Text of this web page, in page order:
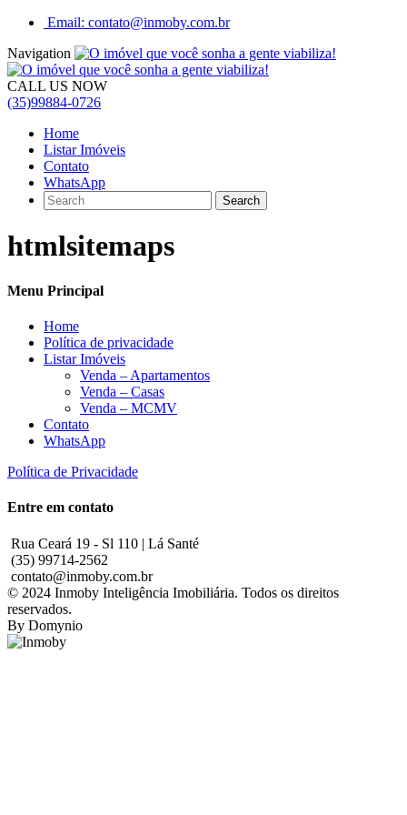
Email: contato@inmoby.com.br
Navigation
CALL US NOW
(35)99884-0726
Home
Listar Imóveis
Contato
WhatsApp
htmlsitemaps
Menu Principal
Home
Política de privacidade
Listar Imóveis
Venda – Apartamentos
Venda – Casas
Venda – MCMV
Contato
WhatsApp
Política de Privacidade
Entre em contato
Rua Ceará 19 - Sl 110 | Lá Santé
(35) 99714-2562
contato@inmoby.com.br
© 2024 Inmoby Inteligência Imobiliária. Todos os direitos
reservados.
By Domynio